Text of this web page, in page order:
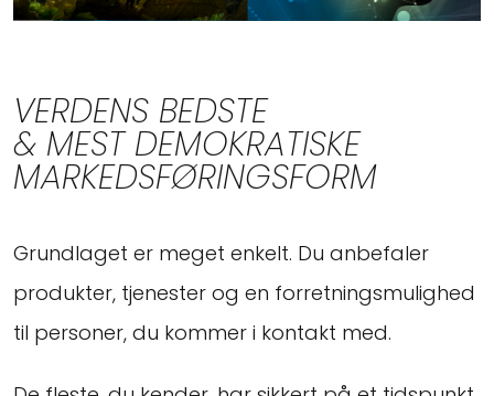
VERDENS BEDSTE
& MEST DEMOKRATISKE
MARKEDSFØRINGSFORM
Grundlaget er meget enkelt. Du anbefaler
produkter, tjenester og en forretningsmulighed
til personer, du kommer i kontakt med.